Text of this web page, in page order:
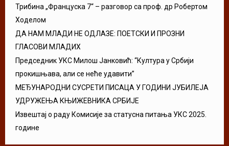
Трибина „Француска 7“ – разговор са проф. др Робертом
Ходелом
ДА НАМ МЛАДИ НЕ ОДЛАЗЕ: ПОЕТСКИ И ПРОЗНИ
ГЛАСОВИ МЛАДИХ
Председник УКС Милош Јанковић: “Култура у Србији
прокишњава, али се неће удавити”
МЕЂУНАРОДНИ СУСРЕТИ ПИСАЦА У ГОДИНИ ЈУБИЛЕЈА
УДРУЖЕЊА КЊИЖЕВНИКА СРБИЈЕ
Извештај о раду Комисије за статусна питања УКС 2025.
године